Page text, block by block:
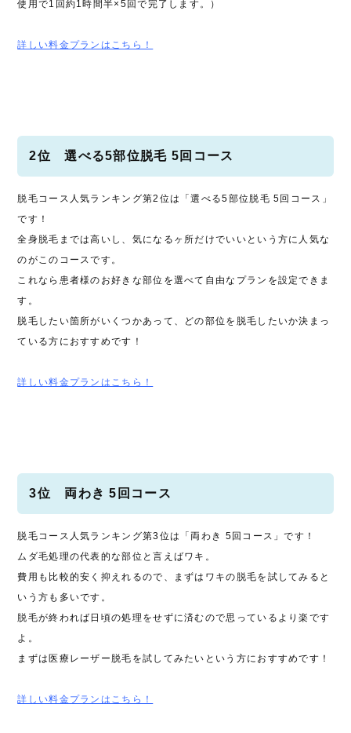
使用で1回約1時間半×5回で完了します。）
詳しい料金プランはこちら！
2位 選べる5部位脱毛 5回コース
脱毛コース人気ランキング第2位は「選べる5部位脱毛 5回コース」
です！
全身脱毛までは高いし、気になるヶ所だけでいいという方に人気な
のがこのコースです。
これなら患者様のお好きな部位を選べて自由なプランを設定できま
す。
脱毛したい箇所がいくつかあって、どの部位を脱毛したいか決まっ
ている方におすすめです！
詳しい料金プランはこちら！
3位 両わき 5回コース
脱毛コース人気ランキング第3位は「両わき 5回コース」です！
ムダ毛処理の代表的な部位と言えばワキ。
費用も比較的安く抑えれるので、まずはワキの脱毛を試してみると
いう方も多いです。
脱毛が終われば日頃の処理をせずに済むので思っているより楽です
よ。
まずは医療レーザー脱毛を試してみたいという方におすすめです！
詳しい料金プランはこちら！